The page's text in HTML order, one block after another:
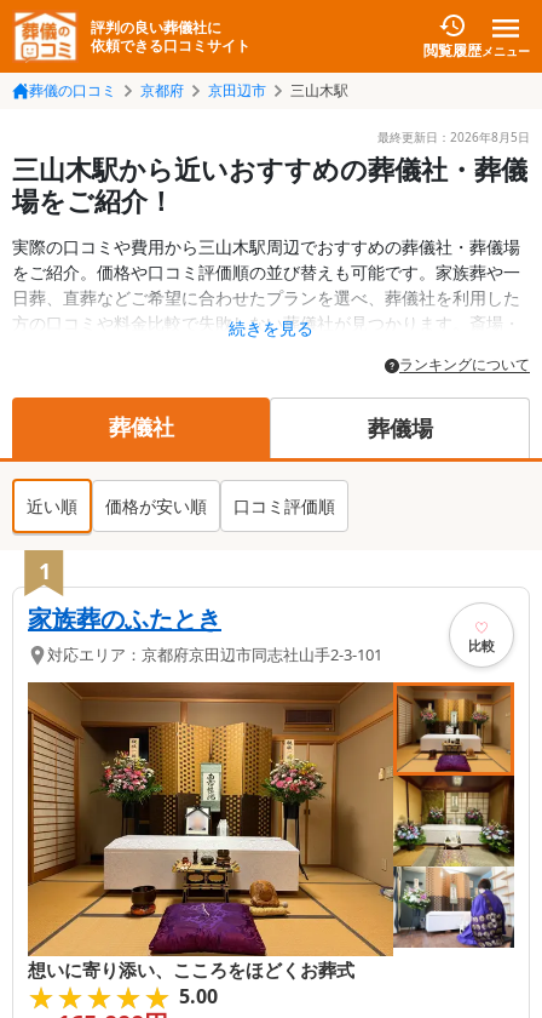
評判の良い葬儀社に
依頼できる口コミサイト
閲覧履歴メニュー
葬儀の口コミ 京都府 京田辺市 三山木駅
最終更新日： 2026年8月5日
三山木駅から近いおすすめの葬儀社・葬儀
場をご紹介！
実際の口コミや費用から三山木駅周辺でおすすめの葬儀社・葬儀場
をご紹介。価格や口コミ評価順の並び替えも可能です。家族葬や一
日葬、直葬などご希望に合わせたプランを選べ、葬儀社を利用した
方の口コミや料金比較で失敗しない葬儀社が見つかります。斎場・
情報も掲載しています。24時間の相談受付で深夜・早朝でも対応可
能です。
続きを見る
ランキングについて
葬儀社 葬儀場
近い順 価格が安い順 口コミ評価順
1
家族葬のふたとき
対応エリア： 京都府京田辺市同志社山手2-3-101 比較
想いに寄り添い、こころをほどくお葬式
★★★★★
★★★★★ 5.00